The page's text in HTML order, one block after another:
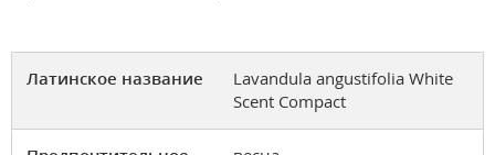
Латинское название
Lavandula angustifolia White
Scent Compact